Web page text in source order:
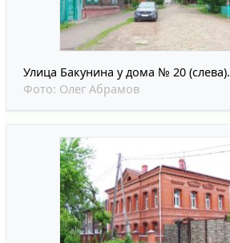
Улица Бакунина у дома № 20 (слева).
Фото: Олег Абрамов